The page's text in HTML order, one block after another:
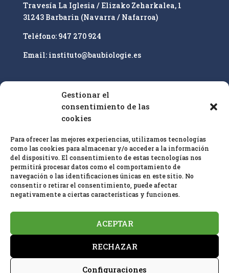
Gestionar el
consentimiento de las
cookies
Para ofrecer las mejores experiencias, utilizamos tecnologías
como las cookies para almacenar y/o acceder a la información
del dispositivo. El consentimiento de estas tecnologías nos
permitirá procesar datos como el comportamiento de
navegación o las identificaciones únicas en este sitio. No
consentir o retirar el consentimiento, puede afectar
negativamente a ciertas características y funciones.
ACEPTAR
RECHAZAR
Configuraciones
t
i
v
:
Travesía La Iglesia / Elizako Zeharkalea, 1
31243 Barbarin (Navarra / Nafarroa)
Teléfono: 947 270 924
Email: instituto@baubiologie.es
Nuestro enfoque es la educación superior y la
cualificación profesional de especialistas en
de bioconstruccióny biología del hábitat y el
estándar de medición en baubiologie SBM.
Política de privacidad
Aviso Legal
Política de cookies (UE)